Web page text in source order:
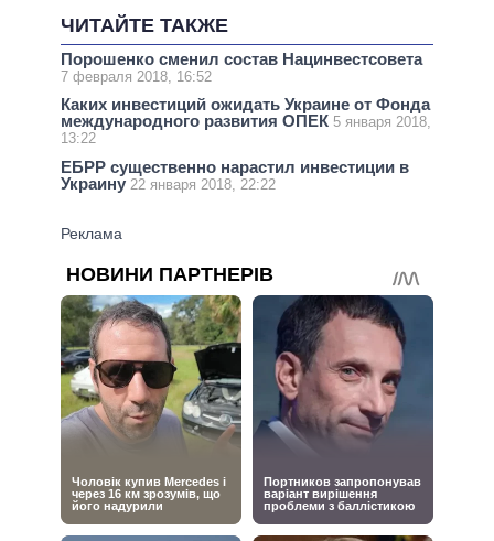
ЧИТАЙТЕ ТАКЖЕ
Порошенко сменил состав Нацинвестсовета
7 февраля 2018, 16:52
Каких инвестиций ожидать Украине от Фонда
международного развития ОПЕК 5 января 2018,
13:22
ЕБРР существенно нарастил инвестиции в
Украину 22 января 2018, 22:22